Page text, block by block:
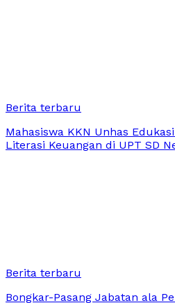
Berita terbaru
Mahasiswa KKN Unhas
Literasi Keuangan di UPT SD
Berita terbaru
Bongkar-Pasang Jabatan ala